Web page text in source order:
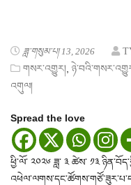
ཟླ་གསུམ་པ། 13, 2026
གསར་འགྱུར།
འགུལ།
Spread the love
ཕྱི་ལོ་ ༢༠༢༦ ཟླ་ ༣ ཚེས་ ༡༣